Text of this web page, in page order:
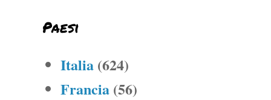
Paesi
Italia (624)
Francia (56)